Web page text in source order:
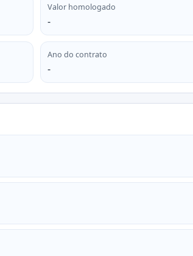
Valor homologado
-
Ano do contrato
-